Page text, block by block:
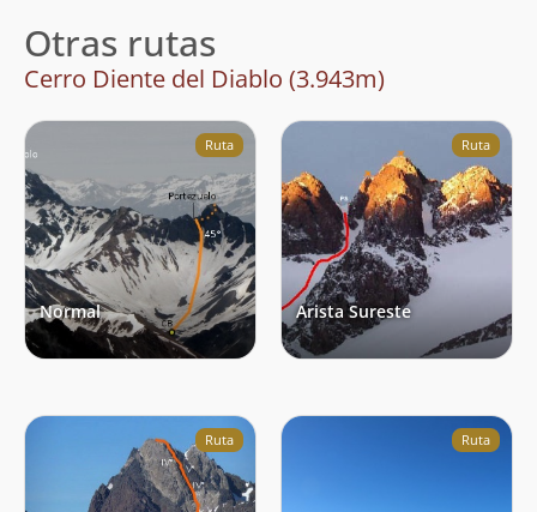
Otras rutas
Cerro Diente del Diablo (3.943m)
Ruta
Normal
Ruta
Arista Sureste
Ruta Ruta